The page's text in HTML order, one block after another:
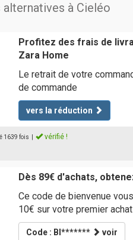
à Cieléo
Profitez des frais de
Zara Home
Le retrait de votre
de commande
vers la réduction
1639 fois vérifié !
Dès 89€ d'achats,
Ce code de bienvenue
10€ sur votre premier
Code : BI******* voir